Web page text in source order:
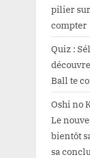
pilier
compter
Quiz :
Ball te
Oshi no
Le
bientôt
sa